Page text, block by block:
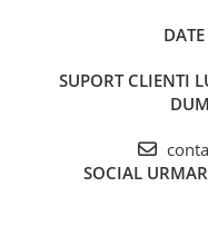
SUPORT CLIENTI
SOCIAL